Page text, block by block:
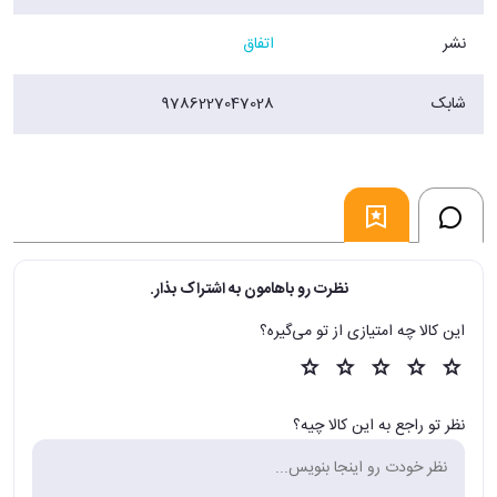
Ochenta Mundos ( عنوانِ انگليسيِ Around the Day in Eighty Worlds
هم نوشين جعفري از دل مصاحبه‌هاي کورتاسار به زبان اسپانيايي با «اوگو گررو
در سال 1983 ( چند روز قبل از مرگش در فرانسه) انتخاب و ترجمه کرده است.
فروشگاه اينترنتي 30بوک
نشر اتفاق
شابک 9786227047028
نظرت رو باهامون به اشتراک بذار.
این کالا چه امتیازی از تو می‌گیره؟
نظر تو راجع به این کالا چیه؟